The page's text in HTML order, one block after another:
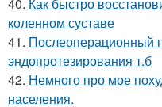
коленном суставе
41. Послеоперационный
эндопротезирования т.б
42. Немного про мое
населения.